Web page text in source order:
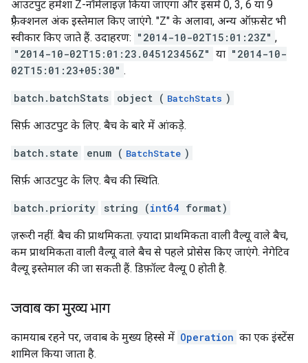
आउटपुट हमेशा Z-नॉर्मलाइज़ किया जाएगा और इसमें 0, 3, 6 या 9
फ़्रैक्शनल अंक इस्तेमाल किए जाएंगे. "Z" के अलावा, अन्य ऑफ़सेट भी
स्वीकार किए जाते हैं. उदाहरण: "2014-10-02T15:01:23Z" ,
"2014-10-02T15:01:23.045123456Z" या "2014-10-
02T15:01:23+05:30" .
batch.batchStats object ( BatchStats )
सिर्फ़ आउटपुट के लिए. बैच के बारे में आंकड़े.
batch.state enum ( BatchState )
सिर्फ़ आउटपुट के लिए. बैच की स्थिति.
batch.priority string (int64 format)
ज़रूरी नहीं. बैच की प्राथमिकता. ज़्यादा प्राथमिकता वाली वैल्यू वाले बैच,
कम प्राथमिकता वाली वैल्यू वाले बैच से पहले प्रोसेस किए जाएंगे. नेगेटिव
वैल्यू इस्तेमाल की जा सकती हैं. डिफ़ॉल्ट वैल्यू 0 होती है.
जवाब का मुख्य भाग
कामयाब रहने पर, जवाब के मुख्य हिस्से में Operation का एक इंस्टेंस
शामिल किया जाता है.